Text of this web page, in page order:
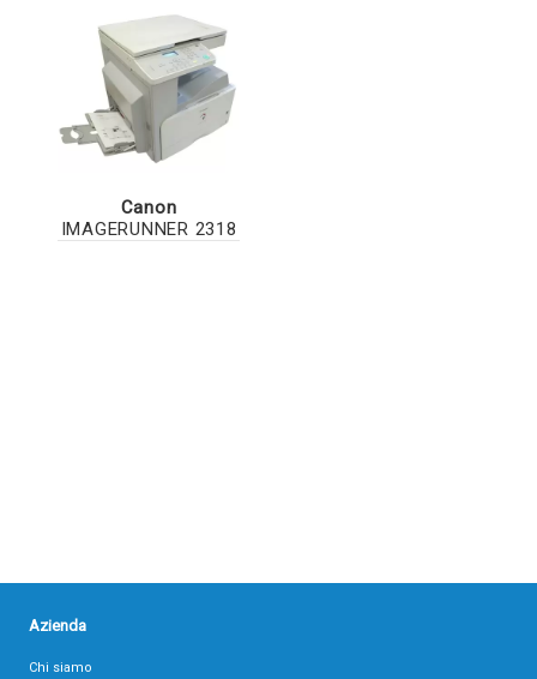
Canon
IMAGERUNNER 2318
Azienda
Chi siamo